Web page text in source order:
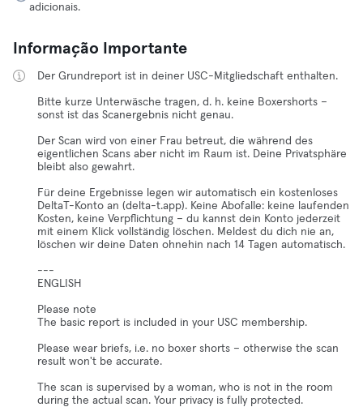
adicionais.
Informação Importante
Der Grundreport ist in deiner USC-Mitgliedschaft enthalten.
Bitte kurze Unterwäsche tragen, d. h. keine Boxershorts –
sonst ist das Scanergebnis nicht genau.
Der Scan wird von einer Frau betreut, die während des
eigentlichen Scans aber nicht im Raum ist. Deine Privatsphäre
bleibt also gewahrt.
Für deine Ergebnisse legen wir automatisch ein kostenloses
DeltaT-Konto an (delta-t.app). Keine Abofalle: keine laufenden
Kosten, keine Verpflichtung – du kannst dein Konto jederzeit
mit einem Klick vollständig löschen. Meldest du dich nie an,
löschen wir deine Daten ohnehin nach 14 Tagen automatisch.
---
ENGLISH
Please note
The basic report is included in your USC membership.
Please wear briefs, i.e. no boxer shorts – otherwise the scan
result won't be accurate.
The scan is supervised by a woman, who is not in the room
during the actual scan. Your privacy is fully protected.